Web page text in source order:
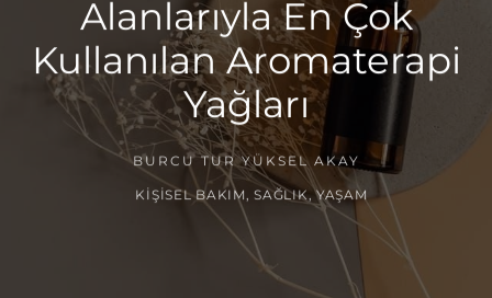
Alanlarıyla En Çok
Kullanılan Aromaterapi
Yağları
BURCU TUR YÜKSEL AKAY
KIŞISEL BAKIM ,SAĞLIK ,YAŞAM